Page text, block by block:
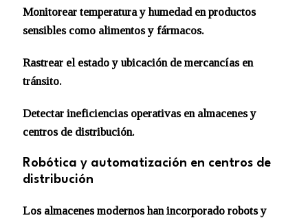
Monitorear temperatura y humedad en productos
sensibles como alimentos y fármacos.
Rastrear el estado y ubicación de mercancías en
tránsito.
Detectar ineficiencias operativas en almacenes y
centros de distribución.
Robótica y automatización en centros de
distribución
Los almacenes modernos han incorporado robots y